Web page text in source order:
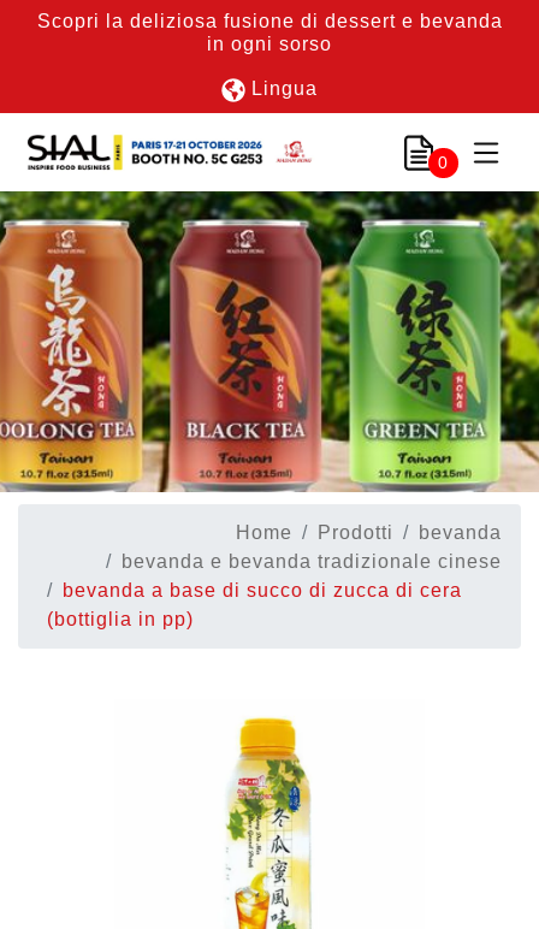
Scopri la deliziosa fusione di dessert e bevanda
in ogni sorso
Lingua
0
Home Prodotti
bevanda
bevanda e bevanda tradizionale cinese
bevanda a base di succo di zucca di cera
(bottiglia in pp)